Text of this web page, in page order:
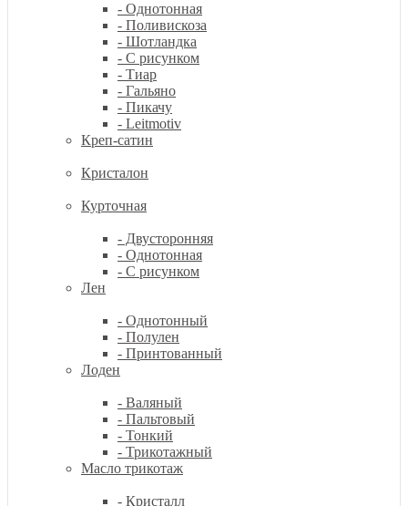
- Однотонная
- Поливискоза
- Шотландка
- С рисунком
- Тиар
- Гальяно
- Пикачу
- Leitmotiv
Креп-сатин
Кристалон
Курточная
- Двусторонняя
- Однотонная
- С рисунком
Лен
- Однотонный
- Полулен
- Принтованный
Лоден
- Валяный
- Пальтовый
- Тонкий
- Трикотажный
Масло трикотаж
- Кристалл